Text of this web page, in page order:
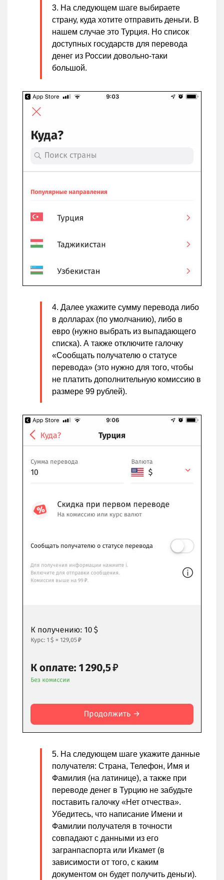
На следующем шаге выбираете
страну, куда хотите отправить деньги. В
нашем случае это Турция. Но список
доступных государств для перевода
денег из России довольно-таки
большой.
Далее укажите сумму перевода либо
в долларах (по умолчанию), либо в
евро (нужно выбрать из выпадающего
списка). А также отключите галочку
«Сообщать получателю о статусе
перевода» (это нужно для того, чтобы
не платить дополнительную комиссию в
размере 99 рублей).
На следующем шаге укажите данные
получателя: Страна, Телефон, Имя и
Фамилия (на латинице), а также при
переводе денег в Турцию не забудьте
поставить галочку «Нет отчества».
Убедитесь, что написание Имени и
Фамилии получателя в точности
совпадают с данными из его
загранпаспорта или Икамет (в
зависимости от того, с каким
документом он будет получить деньги).​